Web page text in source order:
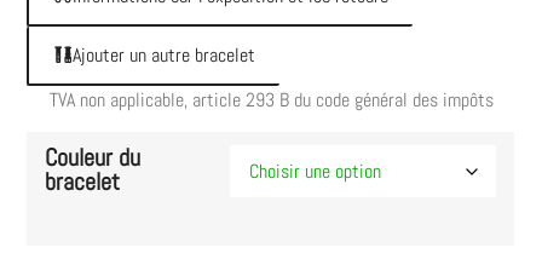
Ajouter un autre bracelet
TVA non applicable, article 293 B du code général des impôts
Couleur du
bracelet